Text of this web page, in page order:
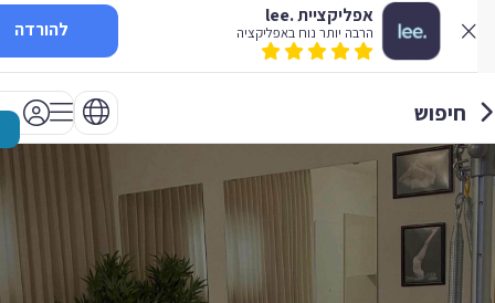
אפליקציית .lee
הרבה יותר נוח באפליקציה להורדה
חיפוש